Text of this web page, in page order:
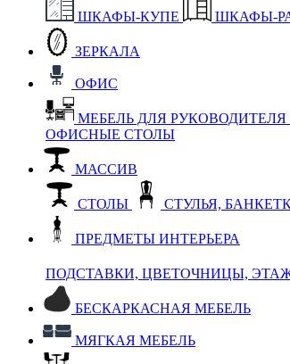
ШКАФЫ-КУПЕ ШКАФЫ-
ЗЕРКАЛА
ОФИС
МЕБЕЛЬ ДЛЯ РУКОВОДИТЕЛЯ
ОФИСНЫЕ СТОЛЫ
МАССИВ
СТОЛЫ СТУЛЬЯ,
ПРЕДМЕТЫ ИНТЕРЬЕРА
ПОДСТАВКИ, ЦВЕТОЧНИЦЫ,
БЕСКАРКАСНАЯ МЕБЕЛЬ
МЯГКАЯ МЕБЕЛЬ